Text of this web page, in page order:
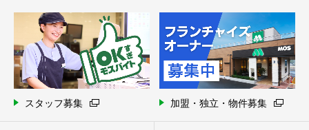
スタッフ募集 加盟・独立・物件募集